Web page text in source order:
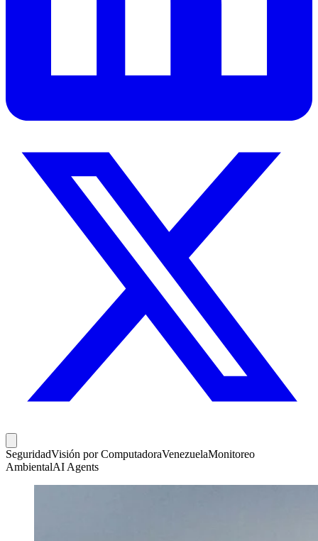
SeguridadVisión por ComputadoraVenezuelaMonitoreo
AmbientalAI Agents